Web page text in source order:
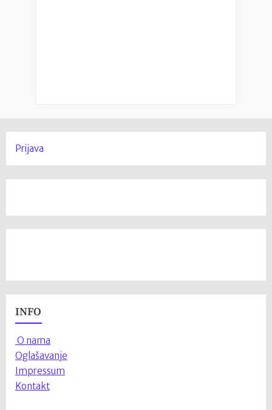
Prijava
INFO
O nama
Oglašavanje
Impressum
Kontakt